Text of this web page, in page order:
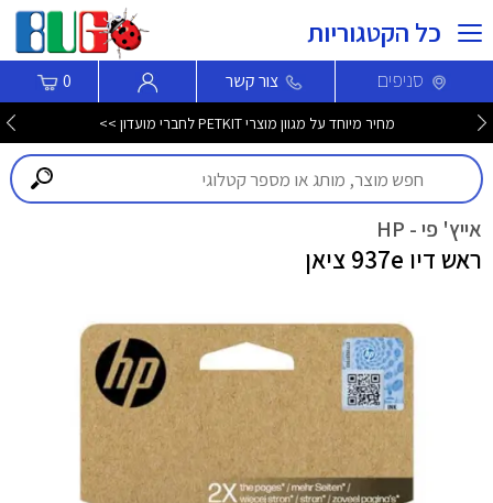
כל הקטגוריות
סניפים צור קשר 0
מחיר מיוחד על מגוון מוצרי PETKIT לחברי מועדון >>
אייץ' פי - HP
ראש דיו 937e ציאן